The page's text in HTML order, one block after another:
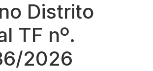
Distrito
TF nº.
2026